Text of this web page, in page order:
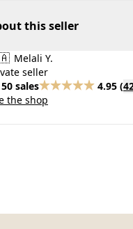
this seller
Melali Y.
seller
50 sales
4.95 (
the shop